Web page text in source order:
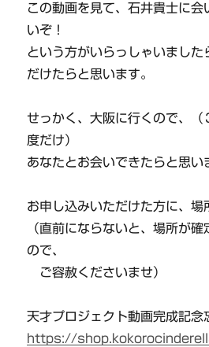
この動画を見て、石井貴士に
いぞ！
という方がいらっしゃいました
だけたらと思います。
せっかく、大阪に行くので、（
度だけ）
あなたとお会いできたらと思い
お申し込みいただけた方に、場
（直前にならないと、場所が
ので、
ご容赦くださいませ）
天才プロジェクト動画完成記念
https://